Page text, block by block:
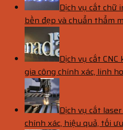
Dịch vụ cắt chữ
bền đẹp và chuẩn thẩm
Dịch vụ cắt
gia công chính xác, linh
Dịch vụ cắt
chính xác, hiệu quả, tối